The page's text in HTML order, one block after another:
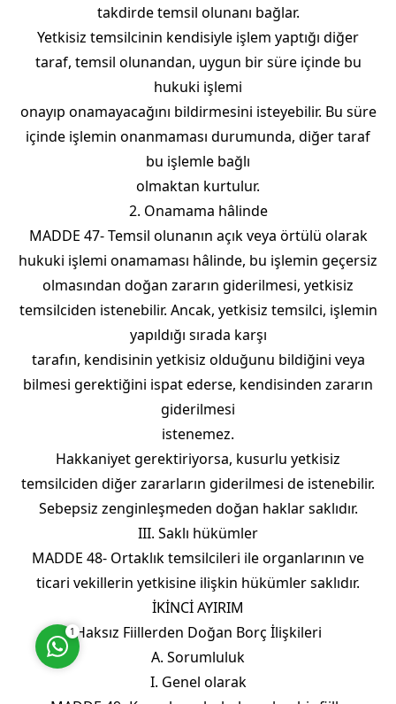
takdirde temsil olunanı bağlar.
Yetkisiz temsilcinin kendisiyle işlem yaptığı diğer
taraf, temsil olunandan, uygun bir süre içinde bu
hukuki işlemi
onayıp onamayacağını bildirmesini isteyebilir. Bu süre
içinde işlemin onanmaması durumunda, diğer taraf
bu işlemle bağlı
olmaktan kurtulur.
2. Onamama hâlinde
MADDE 47- Temsil olunanın açık veya örtülü olarak
hukuki işlemi onamaması hâlinde, bu işlemin geçersiz
olmasından doğan zararın giderilmesi, yetkisiz
temsilciden istenebilir. Ancak, yetkisiz temsilci, işlemin
yapıldığı sırada karşı
tarafın, kendisinin yetkisiz olduğunu bildiğini veya
bilmesi gerektiğini ispat ederse, kendisinden zararın
giderilmesi
istenemez.
Hakkaniyet gerektiriyorsa, kusurlu yetkisiz
temsilciden diğer zararların giderilmesi de istenebilir.
Sebepsiz zenginleşmeden doğan haklar saklıdır.
III. Saklı hükümler
MADDE 48- Ortaklık temsilcileri ile organlarının ve
ticari vekillerin yetkisine ilişkin hükümler saklıdır.
İKİNCİ AYIRIM
Haksız Fiillerden Doğan Borç İlişkileri
A. Sorumluluk
I. Genel olarak
Cevap Yaz
1